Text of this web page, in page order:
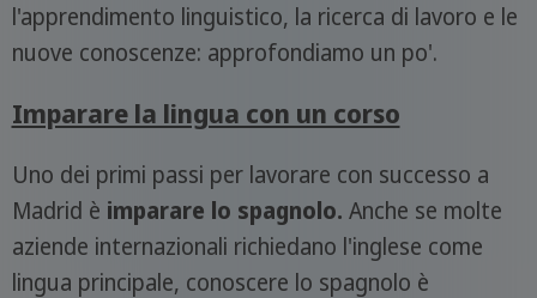
l'apprendimento linguistico, la ricerca di lavoro e le
nuove conoscenze: approfondiamo un po'.
Imparare la lingua con un corso
Uno dei primi passi per lavorare con successo a
Madrid è imparare lo spagnolo. Anche se molte
aziende internazionali richiedano l'inglese come
lingua principale, conoscere lo spagnolo è